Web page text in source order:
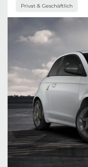
Privat & Geschäftlich